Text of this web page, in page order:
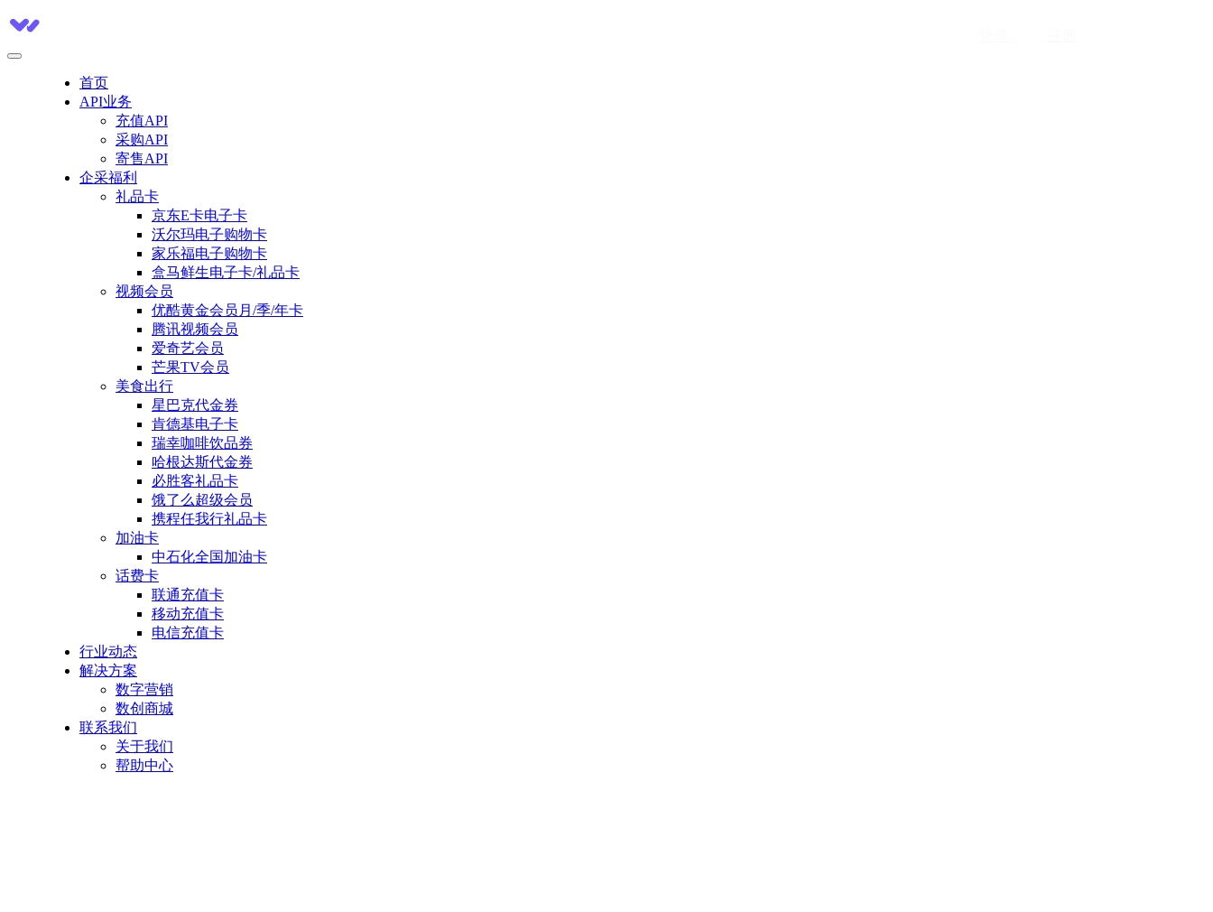
首页
API业务
充值API
采购API
寄售API
企采福利
礼品卡
京东E卡电子卡
沃尔玛电子购物卡
家乐福电子购物卡
盒马鲜生电子卡/礼品卡
视频会员
优酷黄金会员月/季/年卡
腾讯视频会员
爱奇艺会员
芒果TV会员
美食出行
星巴克代金券
肯德基电子卡
瑞幸咖啡饮品券
哈根达斯代金券
必胜客礼品卡
饿了么超级会员
携程任我行礼品卡
加油卡
中石化全国加油卡
话费卡
联通充值卡
移动充值卡
电信充值卡
行业动态
解决方案
数字营销
数创商城
联系我们
关于我们
帮助中心